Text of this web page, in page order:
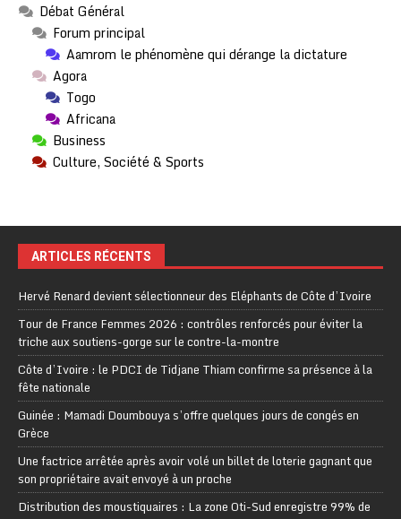
Débat Général
Forum principal
Aamrom le phénomène qui dérange la dictature
Agora
Togo
Africana
Business
Culture, Société & Sports
ARTICLES RÉCENTS
Hervé Renard devient sélectionneur des Eléphants de Côte d’Ivoire
Tour de France Femmes 2026 : contrôles renforcés pour éviter la
triche aux soutiens-gorge sur le contre-la-montre
Côte d’Ivoire : le PDCI de Tidjane Thiam confirme sa présence à la
fête nationale
Guinée : Mamadi Doumbouya s’offre quelques jours de congés en
Grèce
Une factrice arrêtée après avoir volé un billet de loterie gagnant que
son propriétaire avait envoyé à un proche
Distribution des moustiquaires : La zone Oti-Sud enregistre 99% de